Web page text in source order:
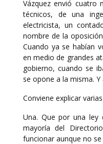
Vázquez envió cuatro
técnicos, de una
electricista, un
nombre de la
Cuando ya se habían
en medio de grandes
gobierno, cuando se
se opone a la misma.
Conviene explicar
Una. Que por una ley
mayoría del
funcionar aunque no